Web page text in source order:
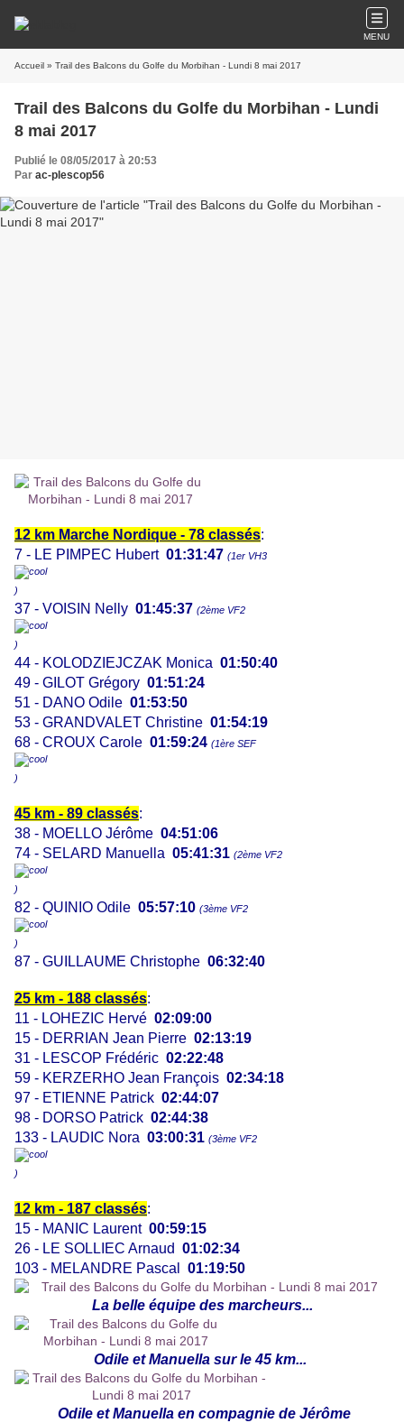
MENU
Accueil » Trail des Balcons du Golfe du Morbihan - Lundi 8 mai 2017
Trail des Balcons du Golfe du Morbihan - Lundi
8 mai 2017
Publié le 08/05/2017 à 20:53
Par ac-plescop56
12 km Marche Nordique - 78 classés:
7 - LE PIMPEC Hubert 01:31:47 (1er VH3
)
37 - VOISIN Nelly 01:45:37 (2ème VF2
)
44 - KOLODZIEJCZAK Monica 01:50:40
49 - GILOT Grégory 01:51:24
51 - DANO Odile 01:53:50
53 - GRANDVALET Christine 01:54:19
68 - CROUX Carole 01:59:24 (1ère SEF
)
45 km - 89 classés:
38 - MOELLO Jérôme 04:51:06
74 - SELARD Manuella 05:41:31 (2ème VF2
)
82 - QUINIO Odile 05:57:10 (3ème VF2
)
87 - GUILLAUME Christophe 06:32:40
25 km - 188 classés:
11 - LOHEZIC Hervé 02:09:00
15 - DERRIAN Jean Pierre 02:13:19
31 - LESCOP Frédéric 02:22:48
59 - KERZERHO Jean François 02:34:18
97 - ETIENNE Patrick 02:44:07
98 - DORSO Patrick 02:44:38
133 - LAUDIC Nora 03:00:31 (3ème VF2
)
12 km - 187 classés:
15 - MANIC Laurent 00:59:15
26 - LE SOLLIEC Arnaud 01:02:34
103 - MELANDRE Pascal 01:19:50
La belle équipe des marcheurs...
Odile et Manuella sur le 45 km...
Odile et Manuella en compagnie de Jérôme